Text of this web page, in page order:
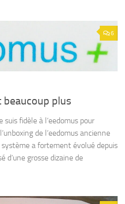
6
beaucoup plus
fidèle à l’eedomus pour
de l’eedomus ancienne
système a fortement évolué depuis
d’une grosse dizaine de